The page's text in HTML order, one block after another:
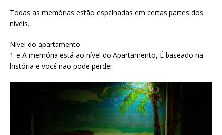
Todas as memórias estão espalhadas em certas partes dos
níveis.
Nível do apartamento
1-e A memória está ao nível do Apartamento, É baseado na
história e você não pode perder.